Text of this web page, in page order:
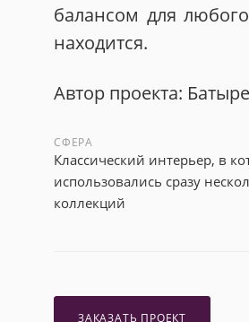
балансом для
находится.
Автор проекта:
СФЕРА
Классический интерьер, в
использовались сразу
коллекций
ЗАКАЗАТЬ ПРОЕКТ